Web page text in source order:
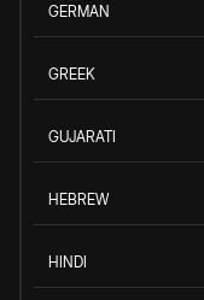
GERMAN
GREEK
GUJARATI
HEBREW
HINDI